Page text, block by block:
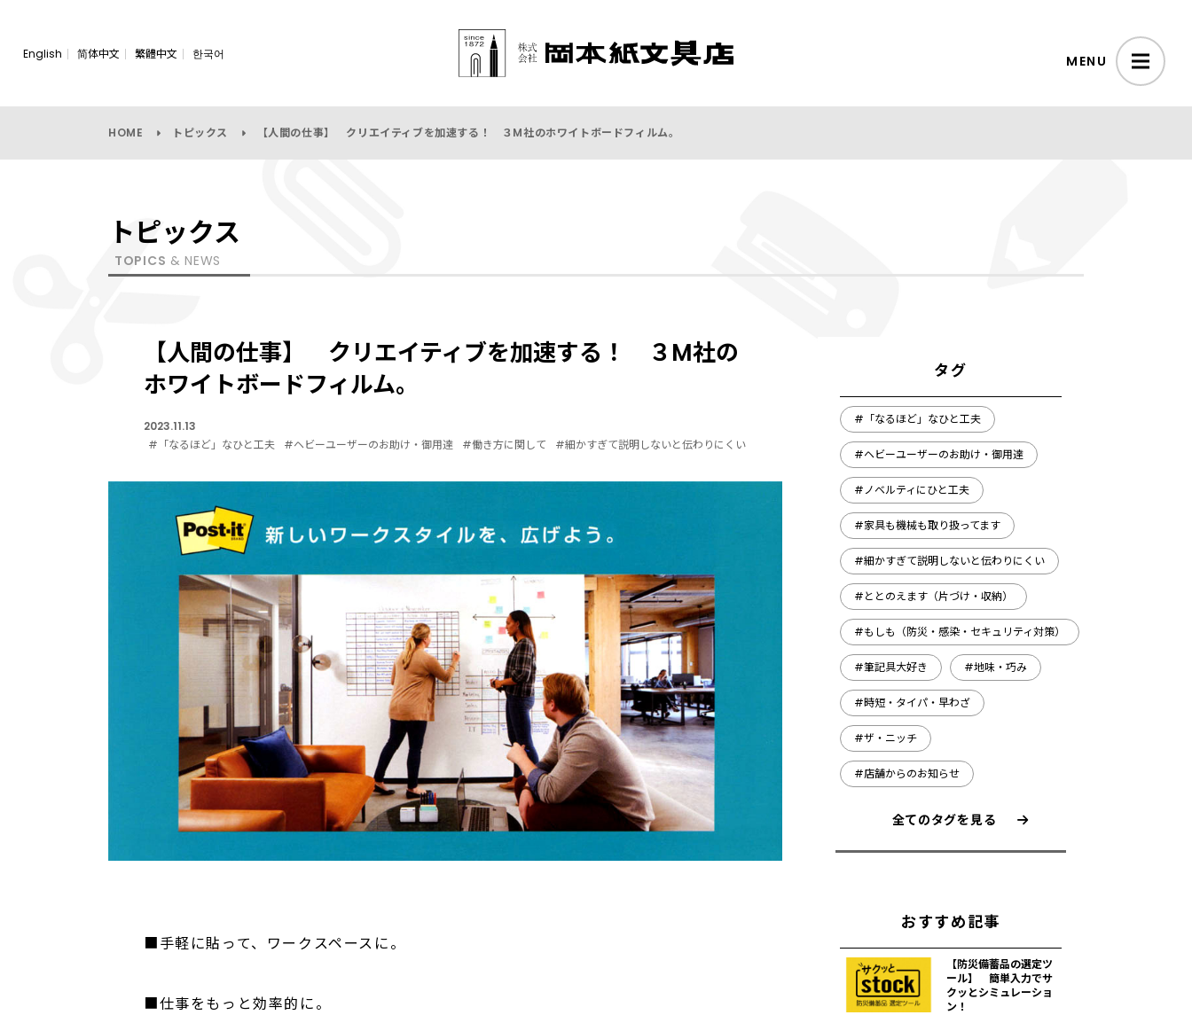
English 简体中文 繁體中文 한국어 MENU
HOME トピックス 【人間の仕事】 クリエイティブを加速する！ ３M社のホワイトボードフィルム。
トピックス
TOPICS & NEWS
【人間の仕事】 クリエイティブを加速する！ ３M社の
ホワイトボードフィルム。
2023.11.13
#「なるほど」なひと工夫
#ヘビーユーザーのお助け・御用達 #働き方に関して #細かすぎて説明しないと伝わりにくい
■手軽に貼って、ワークスペースに。
■仕事をもっと効率的に。
タグ
#「なるほど」なひと工夫
#ヘビーユーザーのお助け・御用達
#ノベルティにひと工夫
#家具も機械も取り扱ってます
#細かすぎて説明しないと伝わりにくい
#ととのえます（片づけ・収納）
#もしも（防災・感染・セキュリティ対策）
#筆記具大好き #地味・巧み
#時短・タイパ・早わざ
#ザ・ニッチ
#店舗からのお知らせ
全てのタグを見る
おすすめ記事
【防災備蓄品の選定ツ
ール】 簡単入力でサ
クッとシミュレーショ
ン！